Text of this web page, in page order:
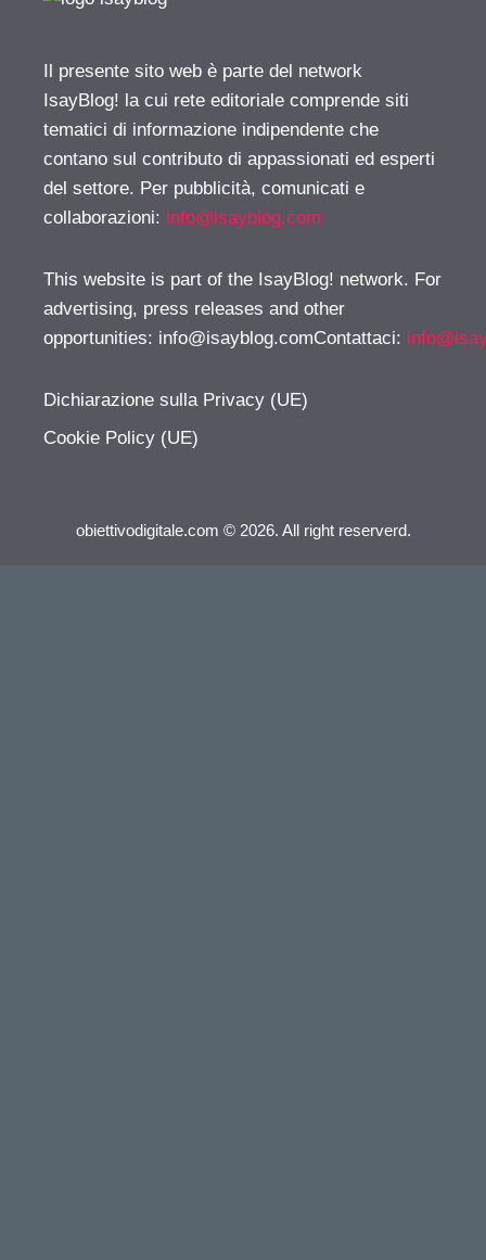
Il presente sito web è parte del network
IsayBlog! la cui rete editoriale comprende siti
tematici di informazione indipendente che
contano sul contributo di appassionati ed esperti
del settore. Per pubblicità, comunicati e
collaborazioni: info@isayblog.com
This website is part of the IsayBlog! network. For
advertising, press releases and other
opportunities: info@isayblog.comContattaci:
Dichiarazione sulla Privacy (UE)
Cookie Policy (UE)
obiettivodigitale.com © 2026. All right reserverd.